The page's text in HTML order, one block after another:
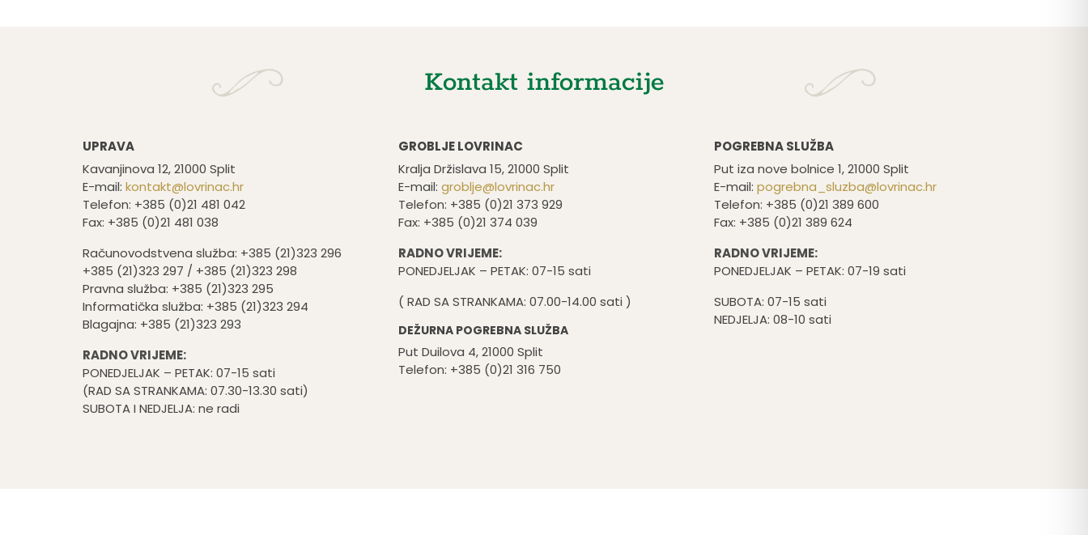
Kontakt informacije
UPRAVA
Kavanjinova 12, 21000 Split
E-mail: kontakt@lovrinac.hr
Telefon: +385 (0)21 481 042
Fax: +385 (0)21 481 038
Računovodstvena služba: +385 (21)323 296
+385 (21)323 297 / +385 (21)323 298
Pravna služba: +385 (21)323 295
Informatička služba: +385 (21)323 294
Blagajna: +385 (21)323 293
RADNO VRIJEME:
PONEDJELJAK – PETAK: 07-15 sati
(RAD SA STRANKAMA: 07.30-13.30 sati)
SUBOTA I NEDJELJA: ne radi
GROBLJE LOVRINAC
Kralja Držislava 15, 21000 Split
E-mail: groblje@lovrinac.hr
Telefon: +385 (0)21 373 929
Fax: +385 (0)21 374 039
RADNO VRIJEME:
PONEDJELJAK – PETAK: 07-15 sati
( RAD SA STRANKAMA: 07.00-14.00 sati )
DEŽURNA POGREBNA SLUŽBA
Put Duilova 4, 21000 Split
Telefon: +385 (0)21 316 750
POGREBNA SLUŽBA
Put iza nove bolnice 1, 21000 Split
E-mail: pogrebna_sluzba@lovrinac.hr
Telefon: +385 (0)21 389 600
Fax: +385 (0)21 389 624
RADNO VRIJEME:
PONEDJELJAK – PETAK: 07-19 sati
SUBOTA: 07-15 sati
NEDJELJA: 08-10 sati